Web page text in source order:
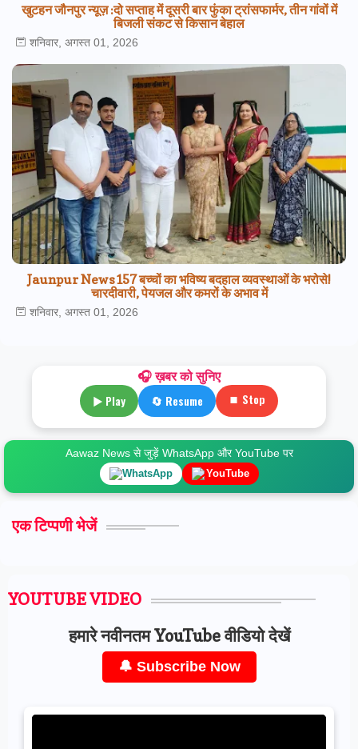
खुटहन जौनपुर न्यूज़ :दो सप्ताह में दूसरी बार फुंका ट्रांसफार्मर, तीन गांवों में
बिजली संकट से किसान बेहाल
शनिवार, अगस्त 01, 2026
Jaunpur News157 बच्चों का भविष्य बदहाल व्यवस्थाओं के भरोसे!
चारदीवारी, पेयजल और कमरों के अभाव में
शनिवार, अगस्त 01, 2026
🎧 ख़बर को सुनिए
▶ Play 🔄 Resume ⏹ Stop
Aawaz News से जुड़ें WhatsApp और YouTube पर
WhatsApp YouTube
एक टिप्पणी भेजें
YOUTUBE VIDEO
हमारे नवीनतम YouTube वीडियो देखें
🔔 Subscribe Now